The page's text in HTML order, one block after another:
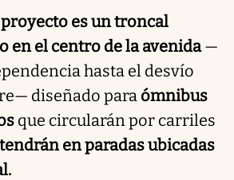
es un troncal
en el centro de la avenida—
hasta el desvío
diseñado para ómnibus
que circularán por carriles
en paradas ubicadas